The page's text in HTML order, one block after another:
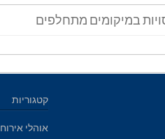
במיקומים מתחלפים
קטגוריות
אוהלי אירוח